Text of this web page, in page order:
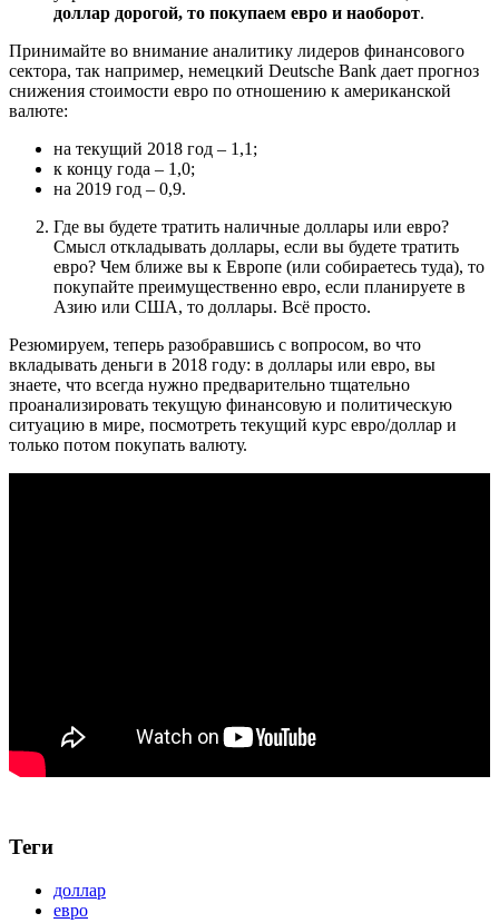
доллар дорогой, то покупаем евро и наоборот.
Принимайте во внимание аналитику лидеров финансового
сектора, так например, немецкий Deutsche Bank дает прогноз
снижения стоимости евро по отношению к американской
валюте:
на текущий 2018 год – 1,1;
к концу года – 1,0;
на 2019 год – 0,9.
Где вы будете тратить наличные доллары или евро?
Смысл откладывать доллары, если вы будете тратить
евро? Чем ближе вы к Европе (или собираетесь туда), то
покупайте преимущественно евро, если планируете в
Азию или США, то доллары. Всё просто.
Резюмируем, теперь разобравшись с вопросом, во что
вкладывать деньги в 2018 году: в доллары или евро, вы
знаете, что всегда нужно предварительно тщательно
проанализировать текущую финансовую и политическую
ситуацию в мире, посмотреть текущий курс евро/доллар и
только потом покупать валюту.
Теги
доллар
евро